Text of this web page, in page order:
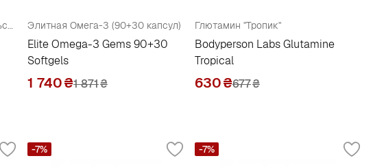
Протеиновый батончик "Апельсин-Шоколад" Элитная Омега-3 (90+30 капсул)
Elite Omega-3 Gems 90+30
Softgels
1 740₴1 871₴
Глютамин "Тропик"
Bodyperson Labs Glutamine
Tropical
630₴677₴
-7% -7%